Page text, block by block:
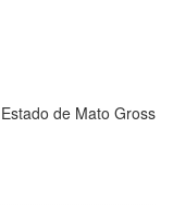
de Mato Gross